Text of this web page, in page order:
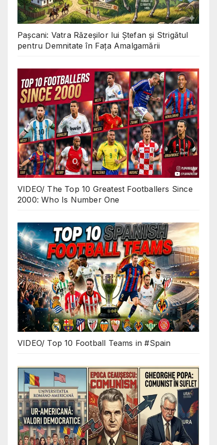
Pașcani: Vatra Răzeșilor lui Ștefan și Strigătul
pentru Demnitate în Fața Amalgamării
VIDEO/ The Top 10 Greatest Footballers Since
2000: Who Is Number One
VIDEO/ Top 10 Football Teams in #Spain